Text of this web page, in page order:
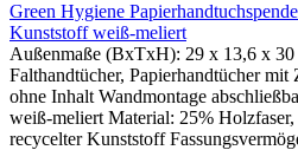
Green Hygiene
Kunststoff weiß-meliert
Außenmaße (BxTxH): 29 x 13,6 x
Falthandtücher, Papierhandtücher
ohne Inhalt Wandmontage
weiß-meliert Material: 25%
recycelter Kunststoff